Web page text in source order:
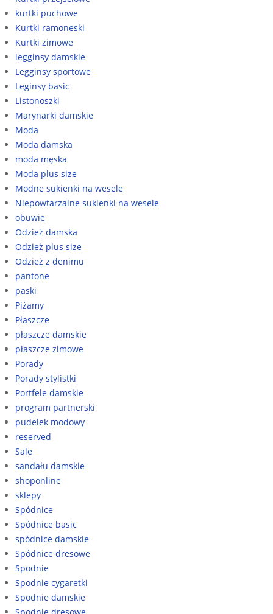
kurtki puchowe
Kurtki ramoneski
Kurtki zimowe
legginsy damskie
Legginsy sportowe
Leginsy basic
Listonoszki
Marynarki damskie
Moda
Moda damska
moda męska
Moda plus size
Modne sukienki na wesele
Niepowtarzalne sukienki na wesele
obuwie
Odzież damska
Odzież plus size
Odzież z denimu
pantone
paski
Piżamy
Płaszcze
płaszcze damskie
płaszcze zimowe
Porady
Porady stylistki
Portfele damskie
program partnerski
pudelek modowy
reserved
Sale
sandału damskie
shoponline
sklepy
Spódnice
Spódnice basic
spódnice damskie
Spódnice dresowe
Spodnie
Spodnie cygaretki
Spodnie damskie